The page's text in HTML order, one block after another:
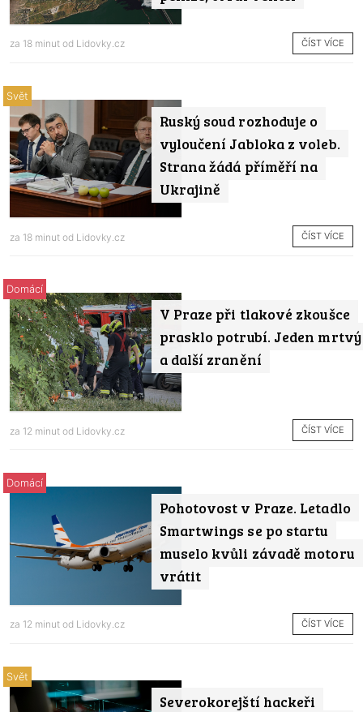
za 18 minut od Lidovky.cz ČÍST VÍCE
Ruský soud rozhoduje o
vyloučení Jabloka z voleb.
Strana žádá příměří na
Ukrajině
Svět
za 18 minut od Lidovky.cz ČÍST VÍCE
V Praze při tlakové zkoušce
prasklo potrubí. Jeden mrtvý
a další zranění
Domácí
za 12 minut od Lidovky.cz ČÍST VÍCE
Pohotovost v Praze. Letadlo
Smartwings se po startu
muselo kvůli závadě motoru
vrátit
Domácí
za 12 minut od Lidovky.cz ČÍST VÍCE
Severokorejští hackeři
Svět